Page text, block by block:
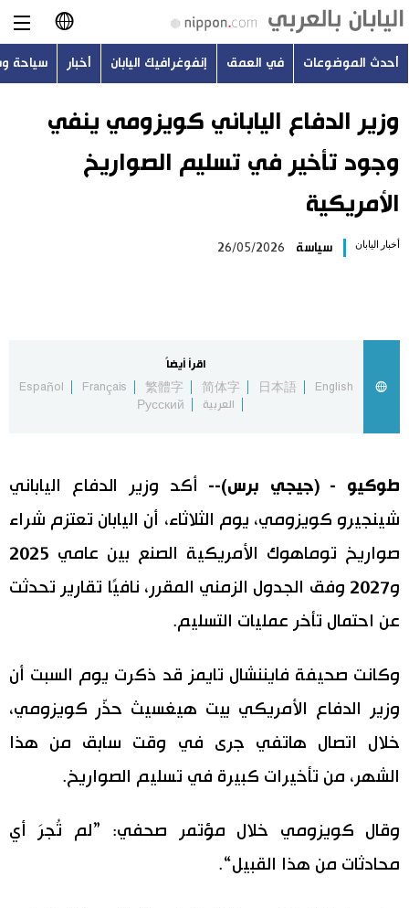
日本語
English
简体字
أحدث الموضوعات
سياحة وسفر
اليابان في فيديو
مانغا وأنيمي
الأقسام
تجارب وآراء
اقتصاد
اللغة اليابانية
موسوعة اليابان
المطبخ الياباني
تواصل معنا
أحدث الموضوعات في العمق إنفوغرافيك اليابان أخبار سياحة
وزير الدفاع الياباني كويزومي ينفي
وجود تأخير في تسليم الصواريخ
الأمريكية
أخبار اليابان سياسة 26/05/2026
اقرأ أيضاً
English
日本語
简体字
繁體字
Français
Español
العربية
Русский
طوكيو - (جيجي برس)-- أكد وزير الدفاع الياباني
شينجيرو كويزومي، يوم الثلاثاء، أن اليابان تعتزم شراء
صواريخ توماهوك الأمريكية الصنع بين عامي 2025
و2027 وفق الجدول الزمني المقرر، نافيًا تقارير تحدثت
عن احتمال تأخر عمليات التسليم.
وكانت صحيفة فايننشال تايمز قد ذكرت يوم السبت أن
وزير الدفاع الأمريكي بيت هيغسيث حذّر كويزومي،
خلال اتصال هاتفي جرى في وقت سابق من هذا
الشهر، من تأخيرات كبيرة في تسليم الصواريخ.
وقال كويزومي خلال مؤتمر صحفي: ”لم تُجرَ أي
محادثات من هذا القبيل“.